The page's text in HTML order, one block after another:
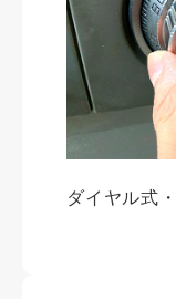
ダイヤル式